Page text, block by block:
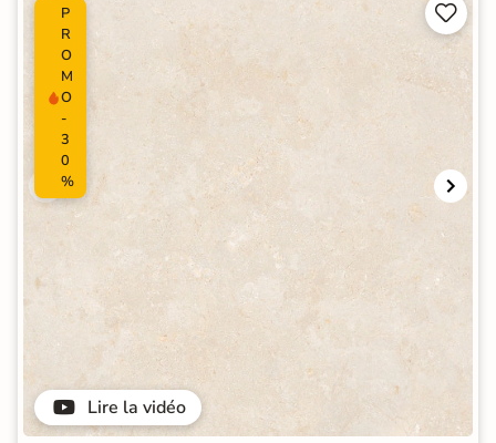
Lire la vidéo
P
R
O
M
O
-
3
0
%

